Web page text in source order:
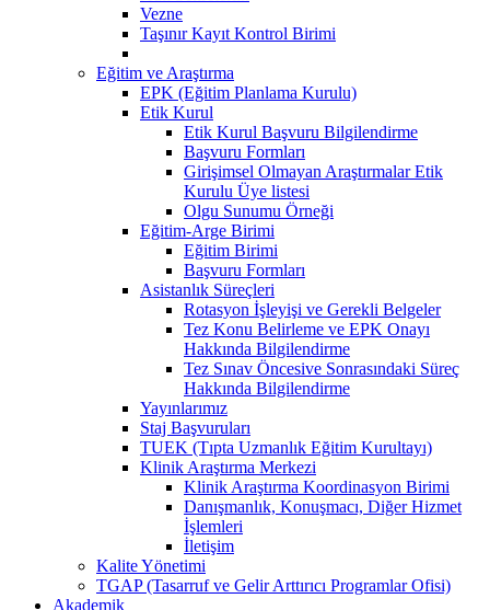
Vezne
Taşınır Kayıt Kontrol Birimi
Eğitim ve Araştırma
EPK (Eğitim Planlama Kurulu)
Etik Kurul
Etik Kurul Başvuru Bilgilendirme
Başvuru Formları
Girişimsel Olmayan Araştırmalar Etik
Kurulu Üye listesi
Olgu Sunumu Örneği
Eğitim-Arge Birimi
Eğitim Birimi
Başvuru Formları
Asistanlık Süreçleri
Rotasyon İşleyişi ve Gerekli Belgeler
Tez Konu Belirleme ve EPK Onayı
Hakkında Bilgilendirme
Tez Sınav Öncesive Sonrasındaki Süreç
Hakkında Bilgilendirme
Yayınlarımız
Staj Başvuruları
TUEK (Tıpta Uzmanlık Eğitim Kurultayı)
Klinik Araştırma Merkezi
Klinik Araştırma Koordinasyon Birimi
Danışmanlık, Konuşmacı, Diğer Hizmet
İşlemleri
İletişim
Kalite Yönetimi
TGAP (Tasarruf ve Gelir Arttırıcı Programlar Ofisi)
Akademik